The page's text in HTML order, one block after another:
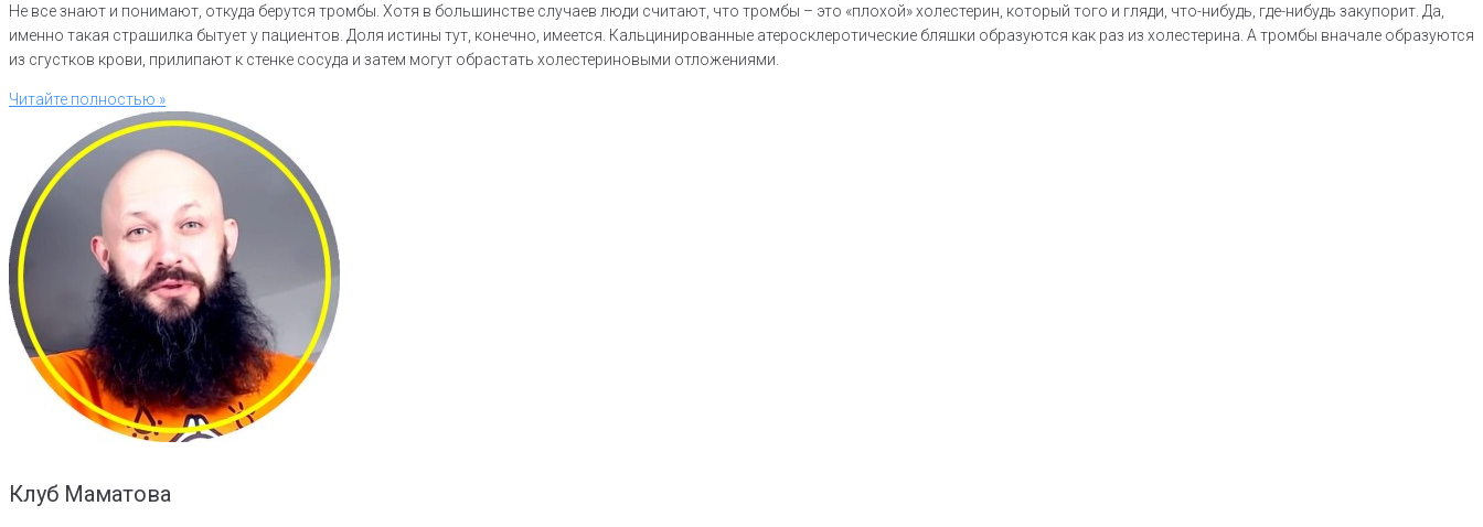
Не все знают и понимают, откуда берутся тромбы. Хотя в большинстве случаев люди считают, что тромбы – это «плохой» холестерин, который того и гляди, что-нибудь, где-нибудь закупорит. Да,
именно такая страшилка бытует у пациентов. Доля истины тут, конечно, имеется. Кальцинированные атеросклеротические бляшки образуются как раз из холестерина. А тромбы вначале образуются
из сгустков крови, прилипают к стенке сосуда и затем могут обрастать холестериновыми отложениями.
Читайте полностью »
Клуб Маматова